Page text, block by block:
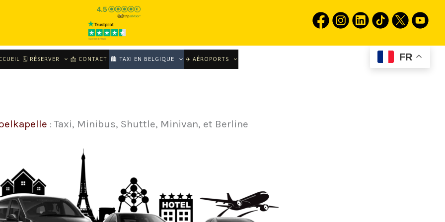
🗓 RÉSERVER 📩 CONTACT 🏙️ TAXI EN BELGIQUE ✈️ AÉROPORTS FR
: Taxi, Minibus, Shuttle, Minivan, et Berline